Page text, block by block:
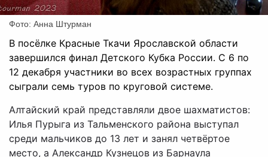
Фото: Анна Штурман
В посёлке Красные Ткачи Ярославской области
завершился финал Детского Кубка России. С 6 по
12 декабря участники во всех возрастных группах
сыграли семь туров по круговой системе.
Алтайский край представляли двое шахматистов:
Илья Пурыга из Тальменского района выступал
среди мальчиков до 13 лет и занял четвёртое
место, а Александр Кузнецов из Барнаула